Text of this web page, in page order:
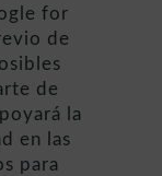
for
de
de
la
en las
para